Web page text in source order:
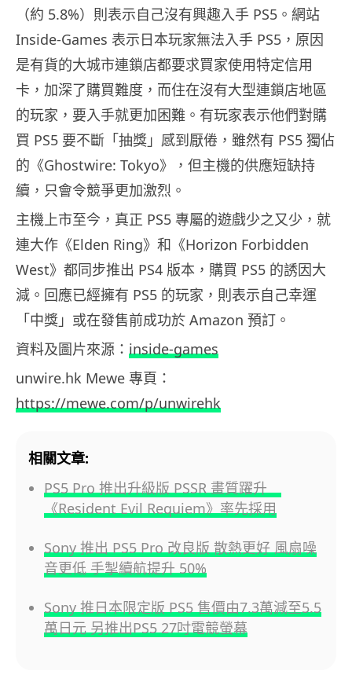
（約 5.8%）則表示自己沒有興趣入手 PS5。網站
Inside-Games 表示日本玩家無法入手 PS5，原因
是有貨的大城市連鎖店都要求買家使用特定信用
卡，加深了購買難度，而住在沒有大型連鎖店地區
的玩家，要入手就更加困難。有玩家表示他們對購
買 PS5 要不斷「抽獎」感到厭倦，雖然有 PS5 獨佔
的《Ghostwire: Tokyo》，但主機的供應短缺持
續，只會令競爭更加激烈。
主機上市至今，真正 PS5 專屬的遊戲少之又少，就
連大作《Elden Ring》和《Horizon Forbidden
West》都同步推出 PS4 版本，購買 PS5 的誘因大
減。回應已經擁有 PS5 的玩家，則表示自己幸運
「中獎」或在發售前成功於 Amazon 預訂。
資料及圖片來源： inside-games
unwire.hk Mewe 專頁：
https://mewe.com/p/unwirehk
相關文章:
PS5 Pro 推出升級版 PSSR 畫質躍升
《Resident Evil Requiem》率先採用
Sony 推出 PS5 Pro 改良版 散熱更好 風扇噪
音更低 手掣續航提升 50%
Sony 推日本限定版 PS5 售價由7.3萬減至5.5
萬日元 另推出PS5 27吋電競螢幕